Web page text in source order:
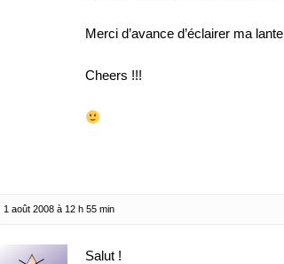
Merci d’avance d’éclairer ma
Cheers !!!
1 août 2008 à 12 h 55 min
Salut !